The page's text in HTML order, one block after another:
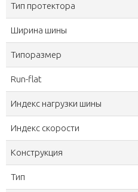
Тип протектора
Ширина шины
Типоразмер
Run-flat
Индекс нагрузки шины
Индекс скорости
Конструкция
Тип